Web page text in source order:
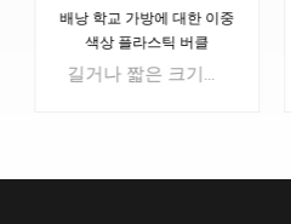
배낭용 중국 Meico 멀티 사
이즈 플라스틱 버클